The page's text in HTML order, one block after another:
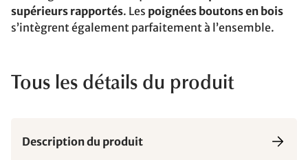
supérieurs rapportés. Les poignées boutons en bois
s’intègrent également parfaitement à l’ensemble.
Tous les détails du produit
Description du produit